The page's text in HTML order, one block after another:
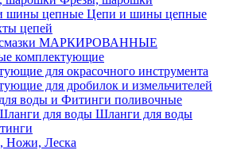
Цепи и шины цепные
цепей
смазки МАРКИРОВАННЫЕ
комплектующие
для окрасочного инструмента
для дробилок и измельчителей
воды и Фитинги поливочные
Шланги для воды
Ножи, Леска